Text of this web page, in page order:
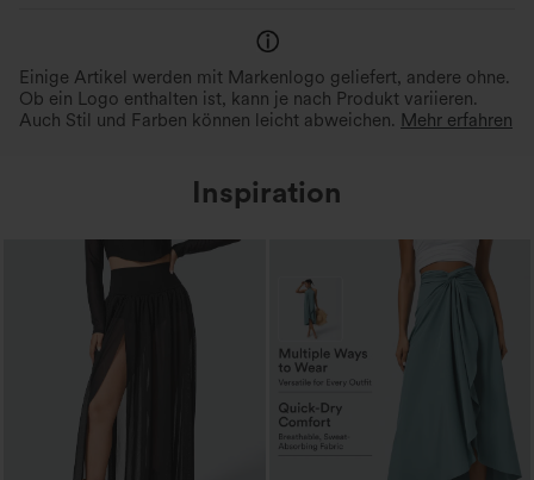
Einige Artikel werden mit Markenlogo geliefert, andere ohne.
Ob ein Logo enthalten ist, kann je nach Produkt variieren.
Auch Stil und Farben können leicht abweichen. Mehr erfahren
Inspiration